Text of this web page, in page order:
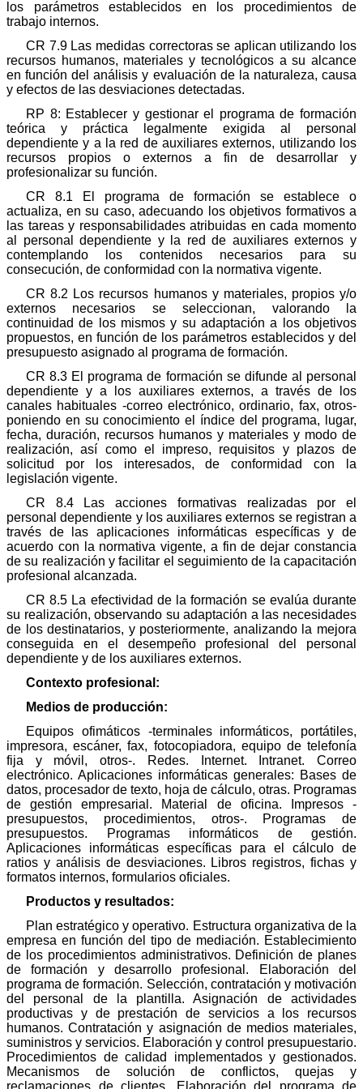
los parámetros establecidos en los procedimientos de
trabajo internos.
CR 7.9 Las medidas correctoras se aplican utilizando los
recursos humanos, materiales y tecnológicos a su alcance
en función del análisis y evaluación de la naturaleza, causa
y efectos de las desviaciones detectadas.
RP 8: Establecer y gestionar el programa de formación
teórica y práctica legalmente exigida al personal
dependiente y a la red de auxiliares externos, utilizando los
recursos propios o externos a fin de desarrollar y
profesionalizar su función.
CR 8.1 El programa de formación se establece o
actualiza, en su caso, adecuando los objetivos formativos a
las tareas y responsabilidades atribuidas en cada momento
al personal dependiente y la red de auxiliares externos y
contemplando los contenidos necesarios para su
consecución, de conformidad con la normativa vigente.
CR 8.2 Los recursos humanos y materiales, propios y/o
externos necesarios se seleccionan, valorando la
continuidad de los mismos y su adaptación a los objetivos
propuestos, en función de los parámetros establecidos y del
presupuesto asignado al programa de formación.
CR 8.3 El programa de formación se difunde al personal
dependiente y a los auxiliares externos, a través de los
canales habituales -correo electrónico, ordinario, fax, otros-
poniendo en su conocimiento el índice del programa, lugar,
fecha, duración, recursos humanos y materiales y modo de
realización, así como el impreso, requisitos y plazos de
solicitud por los interesados, de conformidad con la
legislación vigente.
CR 8.4 Las acciones formativas realizadas por el
personal dependiente y los auxiliares externos se registran a
través de las aplicaciones informáticas específicas y de
acuerdo con la normativa vigente, a fin de dejar constancia
de su realización y facilitar el seguimiento de la capacitación
profesional alcanzada.
CR 8.5 La efectividad de la formación se evalúa durante
su realización, observando su adaptación a las necesidades
de los destinatarios, y posteriormente, analizando la mejora
conseguida en el desempeño profesional del personal
dependiente y de los auxiliares externos.
Contexto profesional:
Medios de producción:
Equipos ofimáticos -terminales informáticos, portátiles,
impresora, escáner, fax, fotocopiadora, equipo de telefonía
fija y móvil, otros-. Redes. Internet. Intranet. Correo
electrónico. Aplicaciones informáticas generales: Bases de
datos, procesador de texto, hoja de cálculo, otras. Programas
de gestión empresarial. Material de oficina. Impresos -
presupuestos, procedimientos, otros-. Programas de
presupuestos. Programas informáticos de gestión.
Aplicaciones informáticas específicas para el cálculo de
ratios y análisis de desviaciones. Libros registros, fichas y
formatos internos, formularios oficiales.
Productos y resultados:
Plan estratégico y operativo. Estructura organizativa de la
empresa en función del tipo de mediación. Establecimiento
de los procedimientos administrativos. Definición de planes
de formación y desarrollo profesional. Elaboración del
programa de formación. Selección, contratación y motivación
del personal de la plantilla. Asignación de actividades
productivas y de prestación de servicios a los recursos
humanos. Contratación y asignación de medios materiales,
suministros y servicios. Elaboración y control presupuestario.
Procedimientos de calidad implementados y gestionados.
Mecanismos de solución de conflictos, quejas y